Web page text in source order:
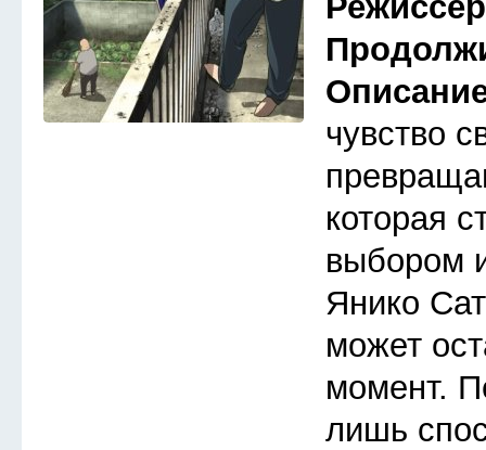
чувство
которая
выбором
Янико
может
момент.
лишь